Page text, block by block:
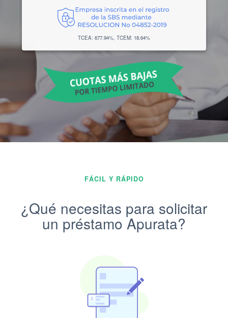
TCEA: 677.94%, TCEM: 18.64%
FÁCIL Y RÁPIDO
¿Qué necesitas para solicitar
un préstamo Apurata?